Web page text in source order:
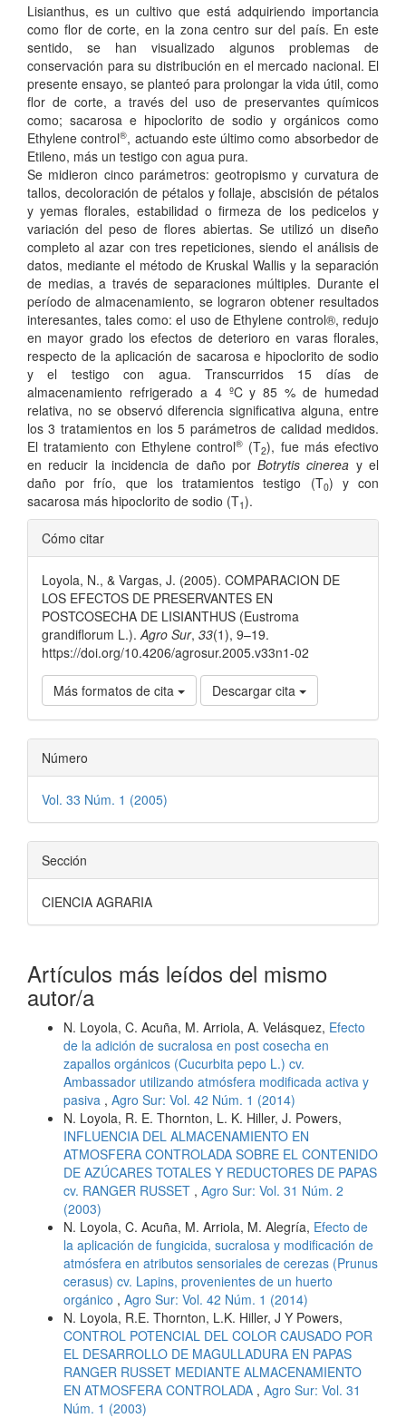
Lisianthus, es un cultivo que está adquiriendo importancia
como flor de corte, en la zona centro sur del país. En este
sentido, se han visualizado algunos problemas de
conservación para su distribución en el mercado nacional. El
presente ensayo, se planteó para prolongar la vida útil, como
flor de corte, a través del uso de preservantes químicos
como; sacarosa e hipoclorito de sodio y orgánicos como
Ethylene control®, actuando este último como absorbedor de
Etileno, más un testigo con agua pura.
Se midieron cinco parámetros: geotropismo y curvatura de
tallos, decoloración de pétalos y follaje, abscisión de pétalos
y yemas florales, estabilidad o firmeza de los pedicelos y
variación del peso de flores abiertas. Se utilizó un diseño
completo al azar con tres repeticiones, siendo el análisis de
datos, mediante el método de Kruskal Wallis y la separación
de medias, a través de separaciones múltiples. Durante el
período de almacenamiento, se lograron obtener resultados
interesantes, tales como: el uso de Ethylene control®, redujo
en mayor grado los efectos de deterioro en varas florales,
respecto de la aplicación de sacarosa e hipoclorito de sodio
y el testigo con agua. Transcurridos 15 días de
almacenamiento refrigerado a 4 ºC y 85 % de humedad
relativa, no se observó diferencia significativa alguna, entre
los 3 tratamientos en los 5 parámetros de calidad medidos.
El tratamiento con Ethylene control® (T2), fue más efectivo
en reducir la incidencia de daño porBotrytis cinerea y el
daño por frío, que los tratamientos testigo (T0) y con
sacarosa más hipoclorito de sodio (T1).
Detalles
del
artículo
Cómo citar
Loyola, N., & Vargas, J. (2005). COMPARACION DE
LOS EFECTOS DE PRESERVANTES EN
POSTCOSECHA DE LISIANTHUS (Eustroma
grandiflorum L.). Agro Sur, 33(1), 9–19.
https://doi.org/10.4206/agrosur.2005.v33n1-02
Más formatos de cita Descargar cita
Número
Vol. 33 Núm. 1 (2005)
Sección
CIENCIA AGRARIA
Artículos más leídos del mismo
autor/a
N. Loyola, C. Acuña, M. Arriola, A. Velásquez, Efecto
de la adición de sucralosa en post cosecha en
zapallos orgánicos (Cucurbita pepo L.) cv.
Ambassador utilizando atmósfera modificada activa y
pasiva , Agro Sur: Vol. 42 Núm. 1 (2014)
N. Loyola, R. E. Thornton, L. K. Hiller, J. Powers,
INFLUENCIA DEL ALMACENAMIENTO EN
ATMOSFERA CONTROLADA SOBRE EL CONTENIDO
DE AZÚCARES TOTALES Y REDUCTORES DE PAPAS
cv. RANGER RUSSET , Agro Sur: Vol. 31 Núm. 2
(2003)
N. Loyola, C. Acuña, M. Arriola, M. Alegría, Efecto de
la aplicación de fungicida, sucralosa y modificación de
atmósfera en atributos sensoriales de cerezas (Prunus
cerasus) cv. Lapins, provenientes de un huerto
orgánico , Agro Sur: Vol. 42 Núm. 1 (2014)
N. Loyola, R.E. Thornton, L.K. Hiller, J Y Powers,
CONTROL POTENCIAL DEL COLOR CAUSADO POR
EL DESARROLLO DE MAGULLADURA EN PAPAS
RANGER RUSSET MEDIANTE ALMACENAMIENTO
EN ATMOSFERA CONTROLADA , Agro Sur: Vol. 31
Núm. 1 (2003)